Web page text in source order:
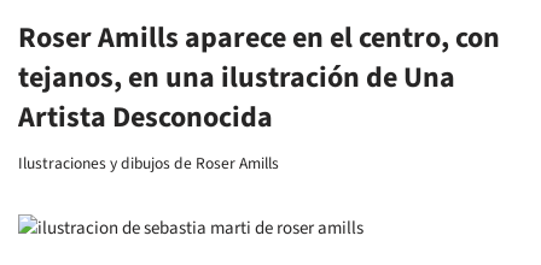
Roser Amills aparece en el centro, con
tejanos, en una ilustración de Una
Artista Desconocida
Ilustraciones y dibujos de Roser Amills